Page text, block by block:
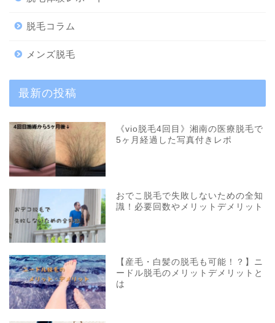
脱毛コラム
メンズ脱毛
最新の投稿
《vio脱毛4回目》湘南の医療脱毛で
5ヶ月経過した写真付きレポ
おでこ脱毛で失敗しないための全知
識！必要回数やメリットデメリット
【産毛・白髪の脱毛も可能！？】ニ
ードル脱毛のメリットデメリットと
は